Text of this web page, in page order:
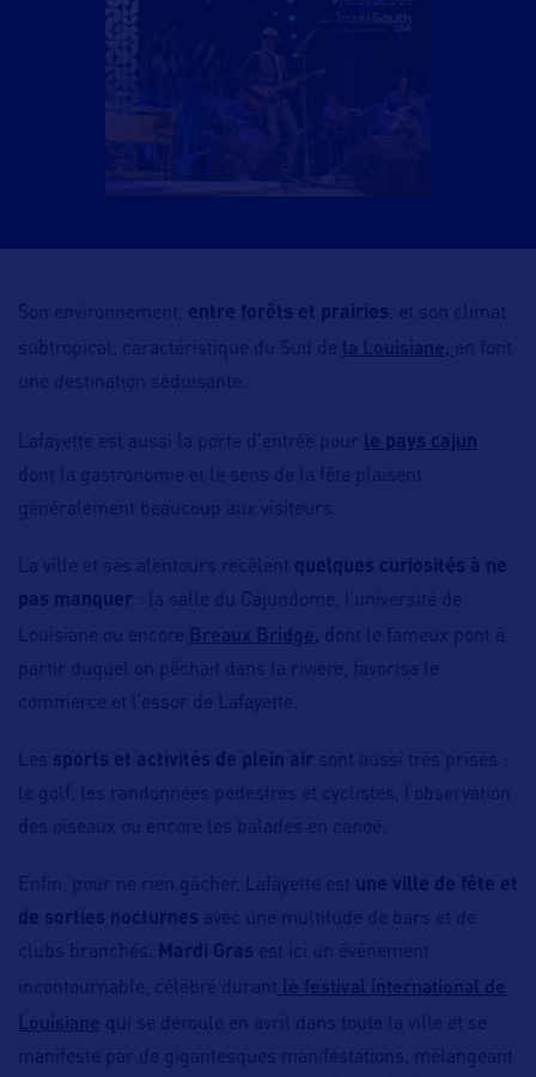
Son environnement, entre forêts et prairies , et son climat
subtropical, caractéristique du Sud de la Louisiane, en font
une destination séduisante.
Lafayette est aussi la porte d’entrée pour
le pays cajun
dont la gastronomie et le sens de la fête plaisent
généralement beaucoup aux visiteurs.
La ville et ses alentours recèlent quelques curiosités à ne
pas manquer : la salle du Cajundome, l’université de
Louisiane ou encore Breaux Bridge, dont le fameux pont à
partir duquel on pêchait dans la rivière, favorisa le
commerce et l’essor de Lafayette.
Les sports et activités de plein air sont aussi très prisés :
le golf, les randonnées pédestres et cyclistes, l’observation
des oiseaux ou encore les balades en canoë.
Enfin, pour ne rien gâcher, Lafayette est une ville de fête et
de sorties nocturnes avec une multitude de bars et de
clubs branchés.
Mardi Gras est ici un événement
incontournable, célébré durant le festival international de
Louisiane qui se déroule en avril dans toute la ville et se
manifeste par de gigantesques manifestations, mélangeant